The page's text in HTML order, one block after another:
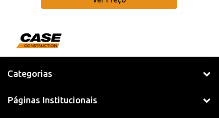
Categorias
Páginas Institucionais